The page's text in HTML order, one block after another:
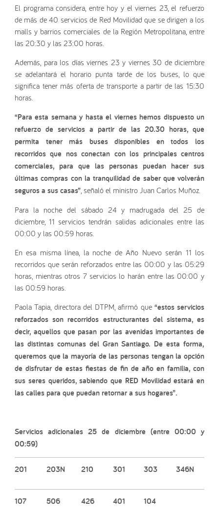
El programa considera, entre hoy y el viernes 23, el refuerzo
de más de 40 servicios de Red Movilidad que se dirigen a los
malls y barrios comerciales de la Región Metropolitana, entre
las 20:30 y las 23:00 horas.
Además, para los días viernes 23 y viernes 30 de diciembre
se adelantará el horario punta tarde de los buses, lo que
significa tener más oferta de transporte a partir de las 15:30
horas.
“Para esta semana y hasta el viernes hemos dispuesto un
refuerzo de servicios a partir de las 20.30 horas, que
permita tener más buses disponibles en todos los
recorridos que nos conectan con los principales centros
comerciales, para que las personas puedan hacer sus
últimas compras con la tranquilidad de saber que volverán
seguros a sus casas” , señaló el ministro Juan Carlos Muñoz.
Para la noche del sábado 24 y madrugada del 25 de
diciembre, 11 servicios tendrán salidas adicionales entre las
00:00 y las 00:59 horas.
En esa misma línea, la noche de Año Nuevo serán 11 los
recorridos que serán reforzados entre las 00:00 y las 05:29
horas, mientras otros 7 servicios lo harán entre las 00:00 y
las 00:59 horas.
Paola Tapia, directora del DTPM, afirmó que “estos servicios
reforzados son recorridos estructurantes del sistema, es
decir, aquellos que pasan por las avenidas importantes de
las distintas comunas del Gran Santiago. De esta forma,
queremos que la mayoría de las personas tengan la opción
de disfrutar de estas fiestas de fin de año en familia, con
sus seres queridos, sabiendo que RED Movilidad estará en
las calles para que puedan retornar a sus hogares”.
Servicios adicionales 25 de diciembre (entre 00:00 y
00:59)
201 203N 210 301 303 346N
107 506 426 401 104